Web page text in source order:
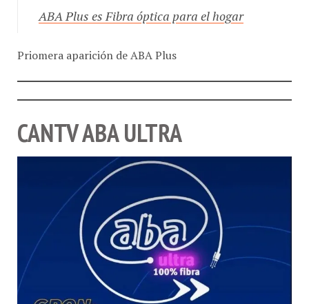
ABA Plus es Fibra óptica para el hogar
Priomera aparición de ABA Plus
CANTV ABA ULTRA